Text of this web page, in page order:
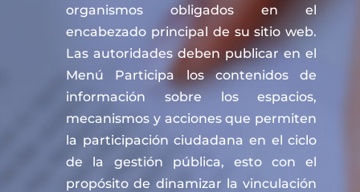
organismos obligados en el
encabezado principal de su sitio web.
Las autoridades deben publicar en el
Menú Participa los contenidos de
información sobre los espacios,
mecanismos y acciones que permiten
la participación ciudadana en el ciclo
de la gestión pública, esto con el
propósito de dinamizar la vinculación